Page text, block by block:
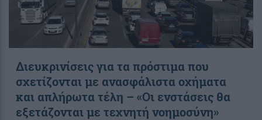
Διευκρινίσεις για τα πρόστιμα που
σχετίζονται με ανασφάλιστα οχήματα
και απλήρωτα τέλη – «Οι ενστάσεις θα
εξετάζονται με τεχνητή νοημοσύνη»